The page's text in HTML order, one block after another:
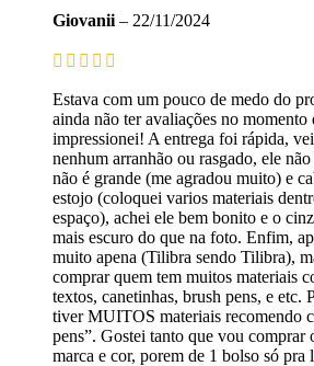
Giovanii – 22/11/2024
Estava com um pouco de medo do
ainda não ter avaliações no momento
impressionei! A entrega foi rápida,
nenhum arranhão ou rasgado, ele
não é grande (me agradou muito) e
estojo (coloquei varios materiais
espaço), achei ele bem bonito e o
mais escuro do que na foto. Enfim,
muito apena (Tilibra sendo Tilibra),
comprar quem tem muitos materiais
textos, canetinhas, brush pens, e etc.
tiver MUITOS materiais recomendo
pens”. Gostei tanto que vou comprar
marca e cor, porem de 1 bolso só pra